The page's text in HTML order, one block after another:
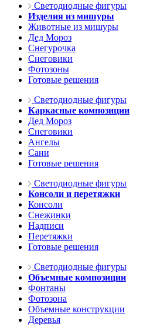
Светодиодные фигуры
Изделия из мишуры
Животные из мишуры
Дед Мороз
Снегурочка
Снеговики
Фотозоны
Готовые решения
Светодиодные фигуры
Каркасные композиции
Дед Мороз
Снеговики
Ангелы
Сани
Готовые решения
Светодиодные фигуры
Консоли и перетяжки
Консоли
Снежинки
Надписи
Перетяжки
Готовые решения
Светодиодные фигуры
Объемные композиции
Фонтаны
Фотозона
Объемные конструкции
Деревья